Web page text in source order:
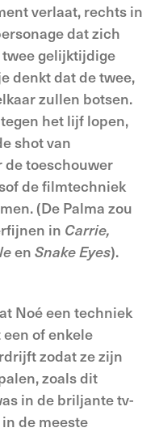
verlaat, rechts in
dat zich
twee gelijktijdige
denkt dat de twee,
zullen botsen.
het lijf lopen,
shot van
de toeschouwer
de filmtechniek
(De Palma zou
in Carrie,
en Snake Eyes).
Noé een techniek
of enkele
zodat ze zijn
zoals dit
in de briljante tv-
de meeste